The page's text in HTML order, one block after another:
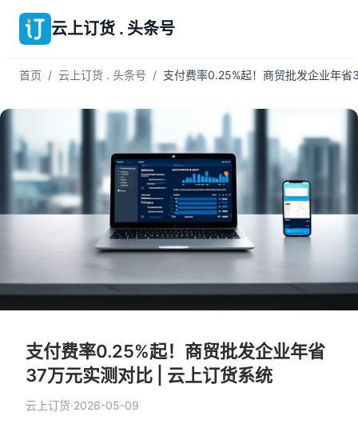
云上订货 . 头条号
首页 / 云上订货 . 头条号 / 支付费率0.25%起！商贸批发企业年
支付费率0.25%起！商贸批发企业年省
37万元实测对比 | 云上订货系统
云上订货·2026-05-09